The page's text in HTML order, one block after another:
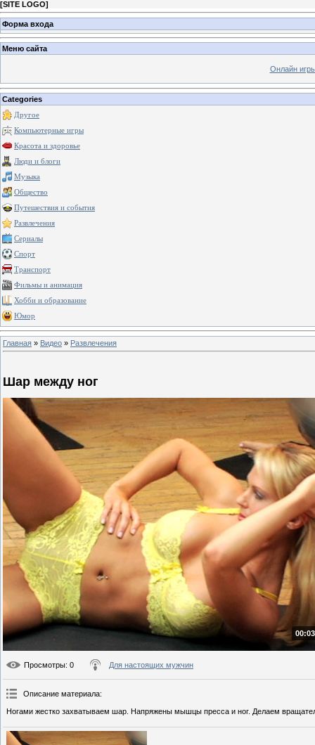
[SITE LOGO]
Форма входа
Меню сайта
Онлайн
Categories
Другое
Компьютерные игры
Красота и здоровье
Люди и блоги
Музыка
Общество
Путешествия и события
Развлечения
Сериалы
Спорт
Транспорт
Фильмы и анимация
Хобби и образование
Юмор
Главная » Видео » Развлечения
Шар между ног
Просмотры: 0 Для настоящих мужчин
Описание материала:
Ногами жестко захватываем шар. Напряжены мышцы пресса и ног. Делаем